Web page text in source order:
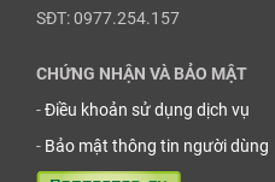
SĐT: 0977.254.157
CHỨNG NHẬN VÀ BẢO MẬT
-Điều khoản sử dụng dịch vụ
- Bảo mật thông tin người dùng